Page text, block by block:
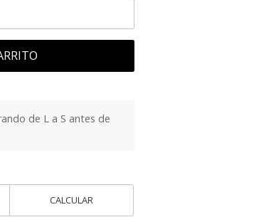
de L a S antes de
CALCULAR